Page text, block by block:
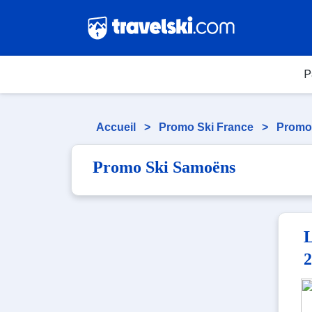
Accueil > Promo Ski France >
Promo Ski Samoëns